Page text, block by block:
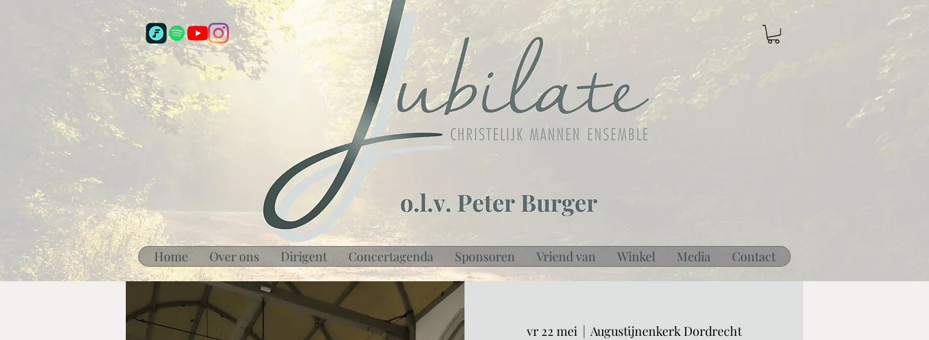
Home Over ons Dirigent Concertagenda Sponsoren Vriend van Winkel Media Contact
vr 22 mei
  |
Augustijnenkerk Dordrecht